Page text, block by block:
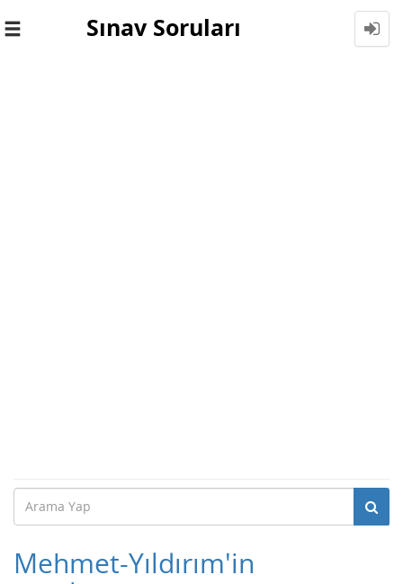
Toggle
Sınav Soruları
Mehmet-Yıldırım'in